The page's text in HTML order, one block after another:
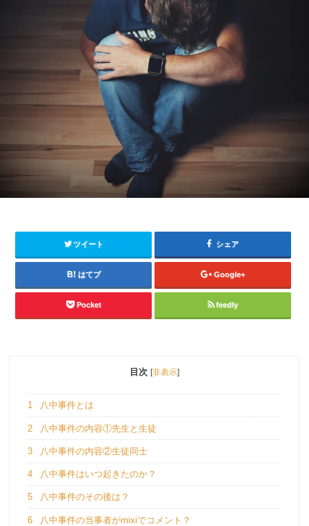
ツイート シェア
はてブ Google+
Pocket feedly
目次 [非表示]
1 八中事件とは
2 八中事件の内容①先生と生徒
3 八中事件の内容②生徒同士
4 八中事件はいつ起きたのか？
5 八中事件のその後は？
6 八中事件の当事者がmixiでコメント？